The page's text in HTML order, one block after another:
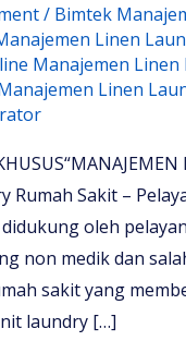
/ Bimtek
Linen
Manajemen Linen
Linen
Rumah Sakit –
oleh
non medik dan
sakit yang
laundry […]